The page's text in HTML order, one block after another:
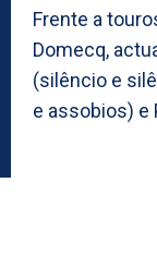
Frente a
Domecq,
(silêncio e
e assobios) e